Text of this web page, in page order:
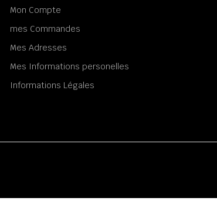
Mon Compte
mes Commandes
Mes Adresses
Mes Informations personelles
Informations Légales